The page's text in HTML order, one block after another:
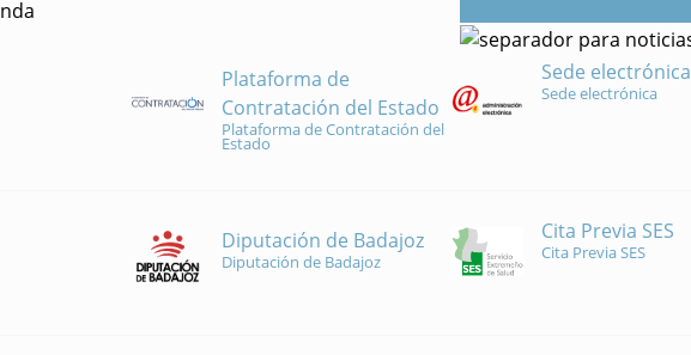
Plataforma de
Contratación del Estado
Plataforma de Contratación del
Estado
Sede electrónica
Sede electrónica
Diputación de Badajoz
Diputación de Badajoz
Cita Previa SES
Cita Previa SES